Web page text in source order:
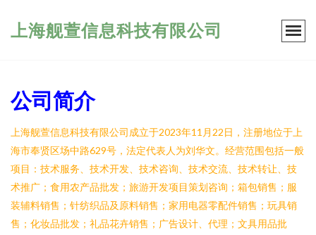
上海舰萱信息科技有限公司
公司简介
上海舰萱信息科技有限公司成立于2023年11月22日，注册地位于上
海市奉贤区场中路629号，法定代表人为刘华文。经营范围包括一般
项目：技术服务、技术开发、技术咨询、技术交流、技术转让、技
术推广；食用农产品批发；旅游开发项目策划咨询；箱包销售；服
装辅料销售；针纺织品及原料销售；家用电器零配件销售；玩具销
售；化妆品批发；礼品花卉销售；广告设计、代理；文具用品批